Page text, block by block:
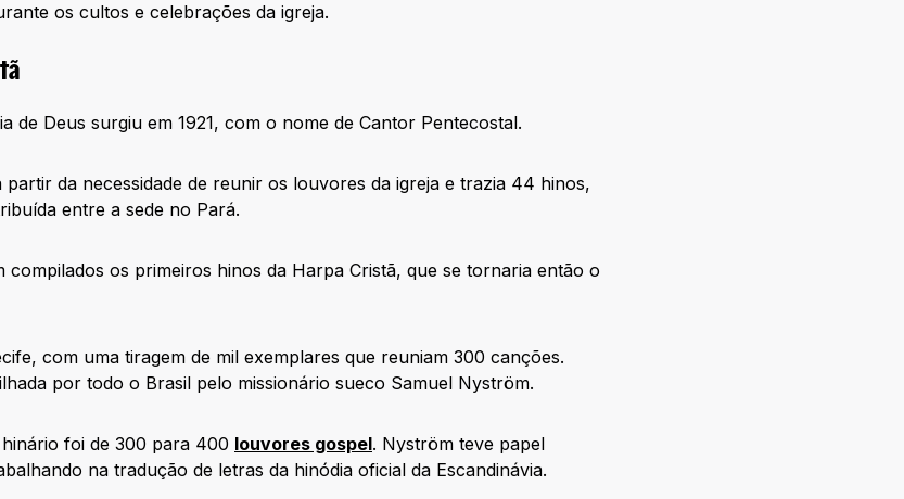
os cultos e celebrações da igreja.
de Deus surgiu em 1921, com o nome de Cantor Pentecostal.
da necessidade de reunir os louvores da igreja e trazia 44 hinos,
entre a sede no Pará.
compilados os primeiros hinos da Harpa Cristã, que se tornaria então o
com uma tiragem de mil exemplares que reuniam 300 canções.
por todo o Brasil pelo missionário sueco Samuel Nyström.
foi de 300 para 400 louvores gospel. Nyström teve papel
na tradução de letras da hinódia oficial da Escandinávia.